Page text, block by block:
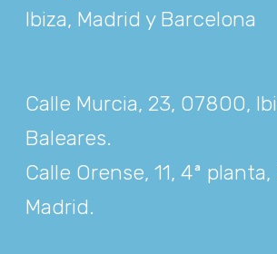
Ibiza, Madrid y Barcelona
Calle Murcia, 23, 07800,
Baleares.
Calle Orense, 11, 4ª
Madrid.